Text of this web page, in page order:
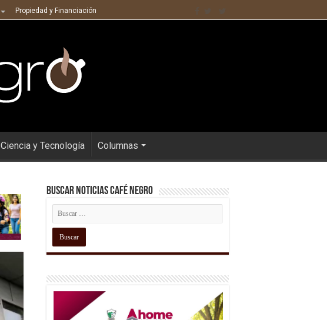
Propiedad y Financiación
Ciencia y Tecnología Columnas
Buscar Noticias Café Negro